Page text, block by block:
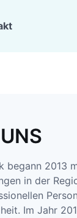
begann 2013
in der
Im Jahr